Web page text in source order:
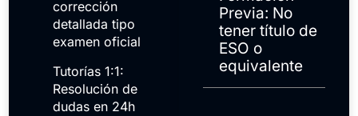
corrección
detallada tipo
examen oficial
Tutorías 1:1:
Resolución de
dudas en 24h
Previa: No
tener título de
ESO o
equivalente